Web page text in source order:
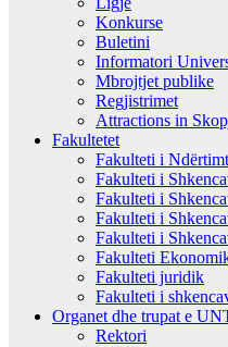
Konkurse
Buletini
Informatori
Mbrojtjet publike
Regjistrimet
Attractions in
Fakultetet
Fakulteti i
Fakulteti i
Fakulteti i
Fakulteti i
Fakulteti i
Fakulteti
Fakulteti juridik
Fakulteti i
Organet dhe trupat e
Rektori